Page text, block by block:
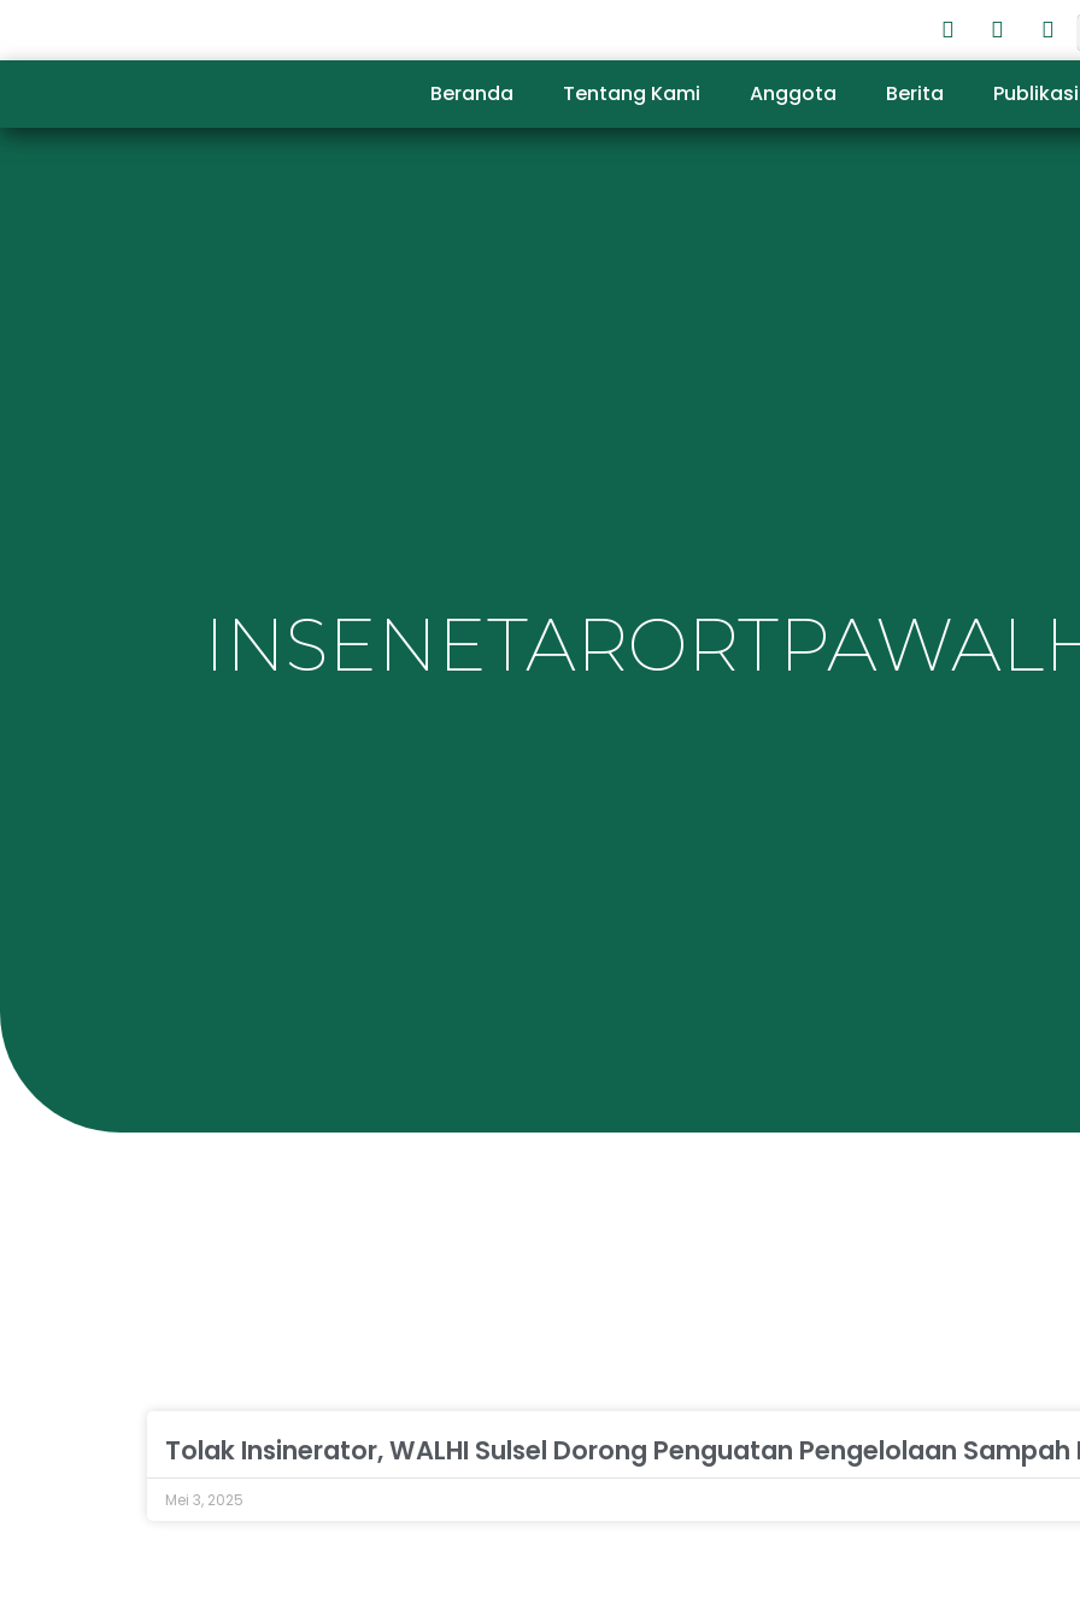
Beranda Tentang Kami Anggota Berita Publikasi
INSENETARORTPA
Tolak Insinerator, WALHI Sulsel Dorong Penguatan Pengelolaan
Mei 3, 2025